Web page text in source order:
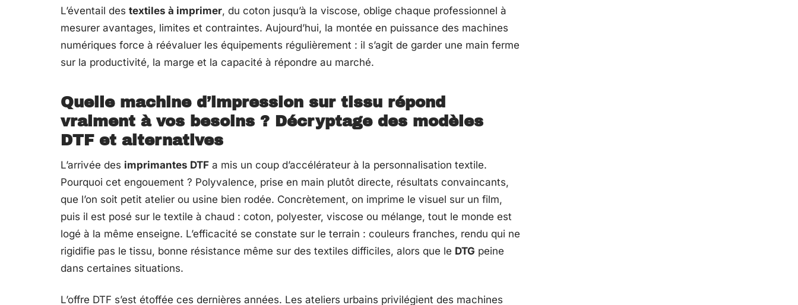
L’éventail des textiles à imprimer, du coton jusqu’à la viscose, oblige chaque professionnel à
mesurer avantages, limites et contraintes. Aujourd’hui, la montée en puissance des machines
numériques force à réévaluer les équipements régulièrement : il s’agit de garder une main ferme
sur la productivité, la marge et la capacité à répondre au marché.
Quelle machine d’impression sur tissu répond
vraiment à vos besoins ? Décryptage des modèles
DTF et alternatives
L’arrivée des imprimantes DTF a mis un coup d’accélérateur à la personnalisation textile.
Pourquoi cet engouement ? Polyvalence, prise en main plutôt directe, résultats convaincants,
que l’on soit petit atelier ou usine bien rodée. Concrètement, on imprime le visuel sur un film,
puis il est posé sur le textile à chaud : coton, polyester, viscose ou mélange, tout le monde est
logé à la même enseigne. L’efficacité se constate sur le terrain : couleurs franches, rendu qui ne
rigidifie pas le tissu, bonne résistance même sur des textiles difficiles, alors que le DTG peine
dans certaines situations.
L’offre DTF s’est étoffée ces dernières années. Les ateliers urbains privilégient des machines